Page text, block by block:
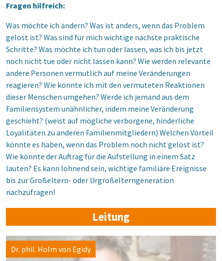
Fragen hilfreich:
Was möchte ich ändern? Was ist anders, wenn das Problem
gelöst ist? Was sind für mich wichtige nächste praktische
Schritte? Was möchte ich tun oder lassen, was ich bis jetzt
noch nicht tue oder nicht lassen kann? Wie werden relevante
andere Personen vermutlich auf meine Veränderungen
reagieren? Wie könnte ich mit den vermuteten Reaktionen
dieser Menschen umgehen? Werde ich jemand aus dem
Familiensystem unähnlicher, indem meine Veränderung
geschieht? (weist auf mögliche verborgene, hinderliche
Loyalitäten zu anderen Familienmitgliedern) Welchen Vorteil
könnte es haben, wenn das Problem noch nicht gelöst ist?
Wie könnte der Auftrag für die Aufstellung in einem Satz
lauten? Es kann lohnend sein, wichtige familiäre Ereignisse
bis zur Großeltern- oder Urgroßelterngeneration
nachzufragen!
Leitung
Dr. phil. Holm von Egidy